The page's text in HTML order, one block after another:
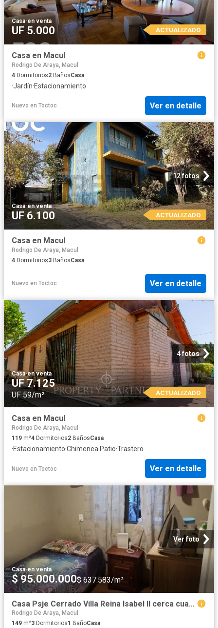
Casa·en venta
UF 5.000 ACTUALIZADO
Casa en Macul
Rodrigo De Araya, Macul
4 Dormitorios2 BañosCasa
·Jardín·Estacionamiento
Nuevo en Toctoc Ver en detalle
12 fotos
Casa·en venta
UF 6.100 ACTUALIZADO
Casa en Macul
Rodrigo De Araya, Macul
4 Dormitorios3 BañosCasa
Nuevo en Toctoc Ver en detalle
4 fotos
Casa·en venta
UF 7.125
UF 59/m² ACTUALIZADO
Casa en Macul
Rodrigo De Araya, Macul
119 m²4 Dormitorios2 BañosCasa
·Estacionamiento·Chimenea·Patio·Trastero
Nuevo en Toctoc Ver en detalle
Ver foto
Casa·en venta
$ 95.000.000$ 637.583/m²
Casa Psje Cerrado Villa Reina Isabel II cerca cuartel PDI, Comuna MACUL
Rodrigo De Araya, Macul
149 m²3 Dormitorios1 BañoCasa